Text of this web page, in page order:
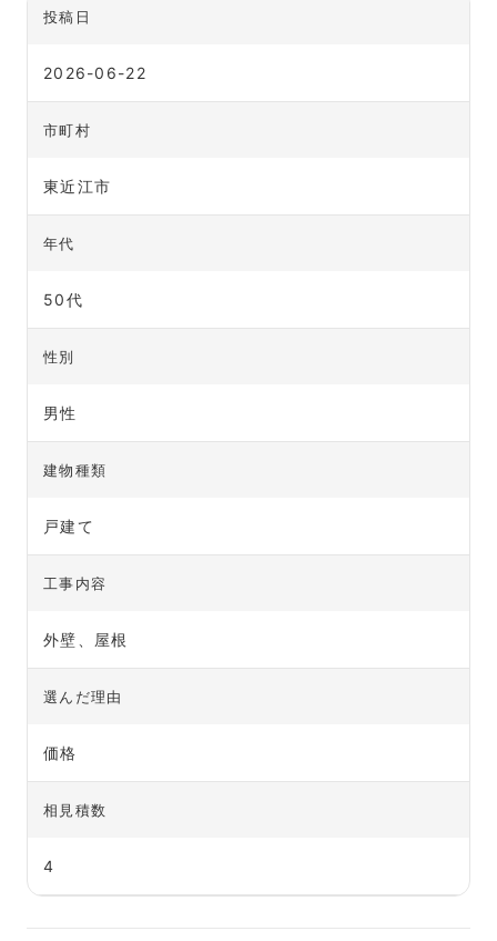
投稿日
2026-06-22
市町村
東近江市
年代
50代
性別
男性
建物種類
戸建て
工事内容
外壁、屋根
選んだ理由
価格
相見積数
4